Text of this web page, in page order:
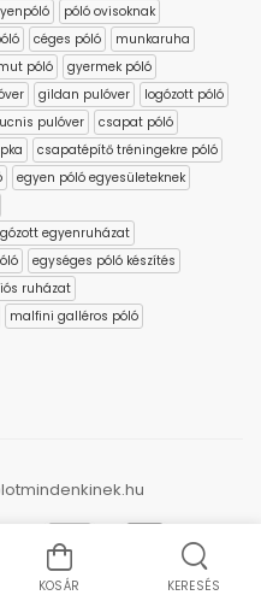
póló ovisoknak
céges póló
munkaruha
póló
gyermek póló
gildan pulóver
logózott póló
pulóver
csapat póló
csapatépítő tréningekre póló
egyen póló egyesületeknek
egyenruházat
egységes póló készítés
ruházat
malfini galléros póló
KOSÁR KERESÉS